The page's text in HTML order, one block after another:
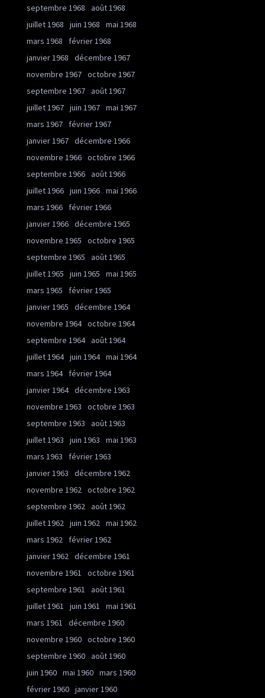
septembre 1968
août 1968
juillet 1968
juin 1968
mai 1968
mars 1968
février 1968
janvier 1968
décembre 1967
novembre 1967 octobre 1967
septembre 1967 août 1967
juillet 1967 juin 1967 mai 1967
mars 1967
février 1967
janvier 1967 décembre 1966
novembre 1966 octobre 1966
septembre 1966 août 1966
juillet 1966 juin 1966 mai 1966
mars 1966
février 1966
janvier 1966 décembre 1965
novembre 1965
octobre 1965
septembre 1965
août 1965
juillet 1965
juin 1965
mai 1965
mars 1965
février 1965
janvier 1965
décembre 1964
novembre 1964 octobre 1964
septembre 1964 août 1964
juillet 1964 juin 1964 mai 1964
mars 1964
février 1964
janvier 1964 décembre 1963
novembre 1963
octobre 1963
septembre 1963
août 1963
juillet 1963
juin 1963
mai 1963
mars 1963
février 1963
janvier 1963
décembre 1962
novembre 1962 octobre 1962
septembre 1962 août 1962
juillet 1962 juin 1962 mai 1962
mars 1962
février 1962
janvier 1962 décembre 1961
novembre 1961
octobre 1961
septembre 1961
août 1961
juillet 1961
juin 1961
mai 1961
mars 1961
décembre 1960
novembre 1960 octobre 1960
septembre 1960 août 1960
juin 1960 mai 1960 mars 1960
février 1960 janvier 1960